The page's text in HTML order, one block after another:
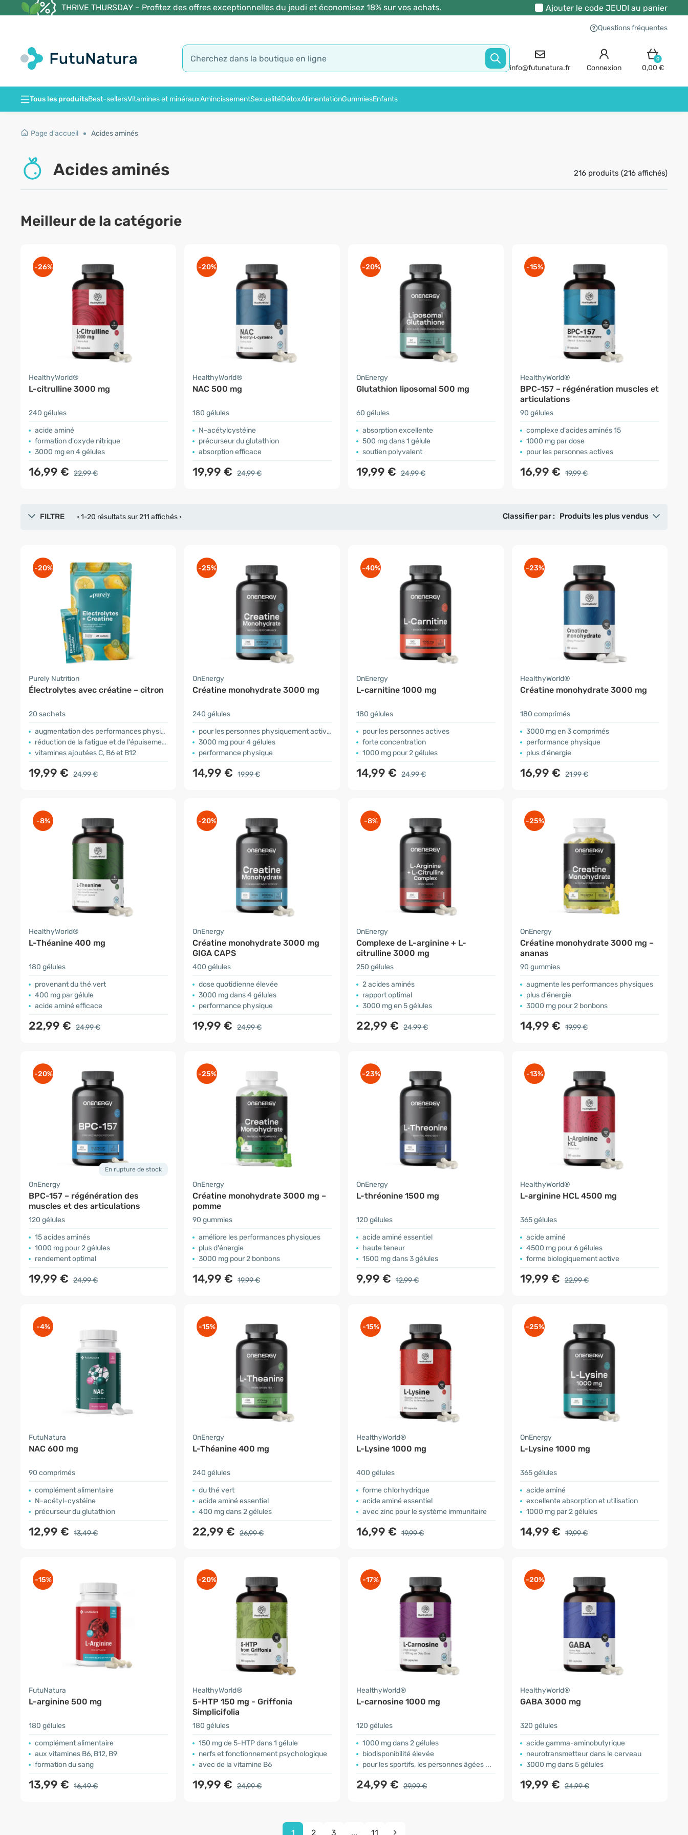
THRIVE THURSDAY – Profitez des offres exceptionnelles du jeudi et économisez 18% sur vos achats. Ajouter le code JEUDI au panier
Questions fréquentes
info@futunatura.fr Connexion
0
0,00 €
Tous les produitsBest-sellersVitamines et minérauxAmincissementSexualitéDétoxAlimentationGummiesEnfants
Page d'accueil Acides aminés
Acides aminés 216 produits (216 affichés)
Meilleur de la catégorie
-26%
HealthyWorld®
L-citrulline 3000 mg
240 gélules
acide aminé
formation d'oxyde nitrique
3000 mg en 4 gélules
16,99 € 22,99 €
-20%
HealthyWorld®
NAC 500 mg
180 gélules
N-acétylcystéine
précurseur du glutathion
absorption efficace
19,99 € 24,99 €
-20%
OnEnergy
Glutathion liposomal 500 mg
60 gélules
absorption excellente
500 mg dans 1 gélule
soutien polyvalent
19,99 € 24,99 €
-15%
HealthyWorld®
BPC-157 – régénération muscles et
articulations
90 gélules
complexe d'acides aminés 15
1000 mg par dose
pour les personnes actives
16,99 € 19,99 €
FILTRE • 1-20 résultats sur 211 affichés • Classifier par : Produits les plus vendus
-20%
Purely Nutrition
Électrolytes avec créatine – citron
20 sachets
augmentation des performances physiques
réduction de la fatigue et de l'épuisement
vitamines ajoutées C, B6 et B12
19,99 € 24,99 €
-25%
OnEnergy
Créatine monohydrate 3000 mg
240 gélules
pour les personnes physiquement actives
3000 mg pour 4 gélules
performance physique
14,99 € 19,99 €
-40%
OnEnergy
L-carnitine 1000 mg
180 gélules
pour les personnes actives
forte concentration
1000 mg pour 2 gélules
14,99 € 24,99 €
-23%
HealthyWorld®
Créatine monohydrate 3000 mg
180 comprimés
3000 mg en 3 comprimés
performance physique
plus d'énergie
16,99 € 21,99 €
-8%
HealthyWorld®
L-Théanine 400 mg
180 gélules
provenant du thé vert
400 mg par gélule
acide aminé efficace
22,99 € 24,99 €
-20%
OnEnergy
Créatine monohydrate 3000 mg
GIGA CAPS
400 gélules
dose quotidienne élevée
3000 mg dans 4 gélules
performance physique
19,99 € 24,99 €
-8%
OnEnergy
Complexe de L-arginine + L-
citrulline 3000 mg
250 gélules
2 acides aminés
rapport optimal
3000 mg en 5 gélules
22,99 € 24,99 €
-25%
OnEnergy
Créatine monohydrate 3000 mg –
ananas
90 gummies
augmente les performances physiques
plus d'énergie
3000 mg pour 2 bonbons
14,99 € 19,99 €
-20%
En rupture de stock
OnEnergy
BPC-157 – régénération des
muscles et des articulations
120 gélules
15 acides aminés
1000 mg pour 2 gélules
rendement optimal
19,99 € 24,99 €
-25%
OnEnergy
Créatine monohydrate 3000 mg –
pomme
90 gummies
améliore les performances physiques
plus d'énergie
3000 mg pour 2 bonbons
14,99 € 19,99 €
-23%
OnEnergy
L-thréonine 1500 mg
120 gélules
acide aminé essentiel
haute teneur
1500 mg dans 3 gélules
9,99 € 12,99 €
-13%
HealthyWorld®
L-arginine HCL 4500 mg
365 gélules
acide aminé
4500 mg pour 6 gélules
forme biologiquement active
19,99 € 22,99 €
-4%
FutuNatura
NAC 600 mg
90 comprimés
complément alimentaire
N-acétyl-cystéine
précurseur du glutathion
12,99 € 13,49 €
-15%
OnEnergy
L-Théanine 400 mg
240 gélules
du thé vert
acide aminé essentiel
400 mg dans 2 gélules
22,99 € 26,99 €
-15%
HealthyWorld®
L-Lysine 1000 mg
400 gélules
forme chlorhydrique
acide aminé essentiel
avec zinc pour le système immunitaire
16,99 € 19,99 €
-25%
OnEnergy
L-Lysine 1000 mg
365 gélules
acide aminé
excellente absorption et utilisation
1000 mg par 2 gélules
14,99 € 19,99 €
-15%
FutuNatura
L-arginine 500 mg
180 gélules
complément alimentaire
aux vitamines B6, B12, B9
formation du sang
13,99 € 16,49 €
-20%
HealthyWorld®
5-HTP 150 mg - Griffonia
Simplicifolia
180 gélules
150 mg de 5-HTP dans 1 gélule
nerfs et fonctionnement psychologique
avec de la vitamine B6
19,99 € 24,99 €
-17%
HealthyWorld®
L-carnosine 1000 mg
120 gélules
1000 mg dans 2 gélules
biodisponibilité élevée
pour les sportifs, les personnes âgées ...
24,99 € 29,99 €
-20%
HealthyWorld®
GABA 3000 mg
320 gélules
acide gamma-aminobutyrique
neurotransmetteur dans le cerveau
3000 mg dans 5 gélules
19,99 € 24,99 €
1 2 3 ... 11